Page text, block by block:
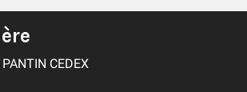
CEDEX